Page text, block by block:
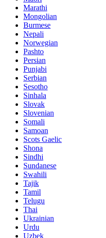
Marathi
Mongolian
Burmese
Nepali
Norwegian
Pashto
Persian
Punjabi
Serbian
Sesotho
Sinhala
Slovak
Slovenian
Somali
Samoan
Scots Gaelic
Shona
Sindhi
Sundanese
Swahili
Tajik
Tamil
Telugu
Thai
Ukrainian
Urdu
Uzbek